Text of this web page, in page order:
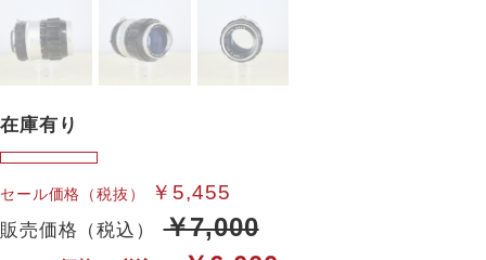
在庫有り
セール価格（税抜） ￥5,455
販売価格（税込） ￥7,000